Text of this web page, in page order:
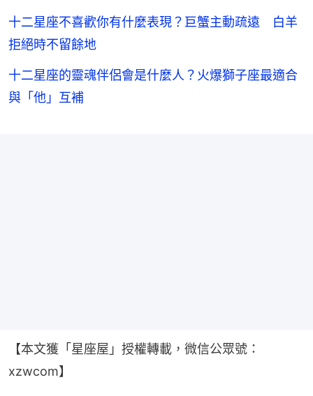
十二星座不喜歡你有什麼表現？巨蟹主動疏遠 白羊
拒絕時不留餘地
十二星座的靈魂伴侶會是什麼人？火爆獅子座最適合
與「他」互補
【本文獲「星座屋」授權轉載，微信公眾號：
xzwcom】